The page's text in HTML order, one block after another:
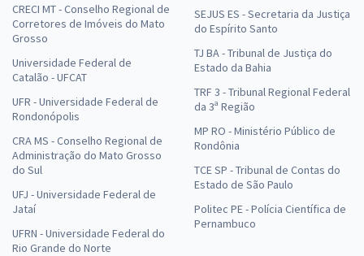
CRECI MT - Conselho Regional de
Corretores de Imóveis do Mato
Grosso
Universidade Federal de
Catalão - UFCAT
UFR - Universidade Federal de
Rondonópolis
CRA MS - Conselho Regional de
Administração do Mato Grosso
do Sul
UFJ - Universidade Federal de
Jataí
UFRN - Universidade Federal do
Rio Grande do Norte
SEJUS ES - Secretaria da Justiça
do Espírito Santo
TJ BA - Tribunal de Justiça do
Estado da Bahia
TRF 3 - Tribunal Regional Federal
da 3ª Região
MP RO - Ministério Público de
Rondônia
TCE SP - Tribunal de Contas do
Estado de São Paulo
Politec PE - Polícia Científica de
Pernambuco